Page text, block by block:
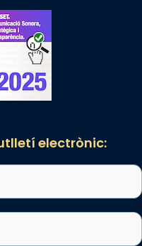
electrònic: